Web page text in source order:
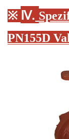
※ Ⅳ.
PN155D